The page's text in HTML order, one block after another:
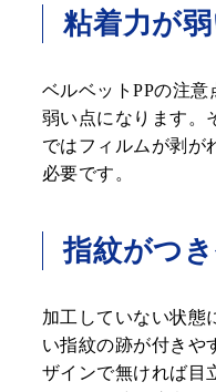
粘着力が
ベルベットPPの注
弱い点になります。
ではフィルムが剥が
必要です。
指紋がつ
加工していない状態
い指紋の跡が付きや
ザインで無ければ目